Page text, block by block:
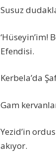
Susuz
‘Hüseyin’im!
Efendisi.
Kerbela’da
Gam
Yezid’in
akıyor.